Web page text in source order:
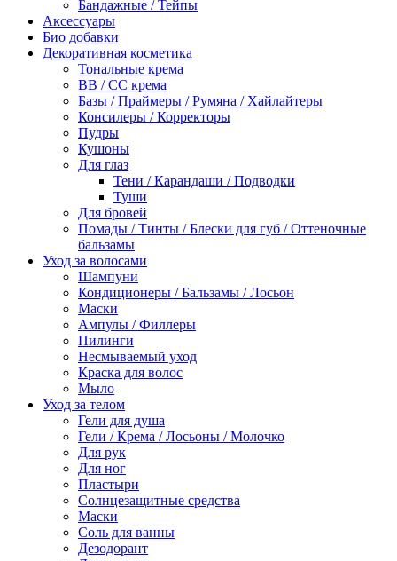
Бандажные / Тейпы
Аксессуары
Био добавки
Декоративная косметика
Тональные крема
BB / СС крема
Базы / Праймеры / Румяна / Хайлайтеры
Консилеры / Корректоры
Пудры
Кушоны
Для глаз
Тени / Карандаши / Подводки
Туши
Для бровей
Помады / Тинты / Блески для губ / Оттеночные
бальзамы
Уход за волосами
Шампуни
Кондиционеры / Бальзамы / Лосьон
Маски
Ампулы / Филлеры
Пилинги
Несмываемый уход
Краска для волос
Мыло
Уход за телом
Гели для душа
Гели / Крема / Лосьоны / Молочко
Для рук
Для ног
Пластыри
Солнцезащитные средства
Маски
Соль для ванны
Дезодорант